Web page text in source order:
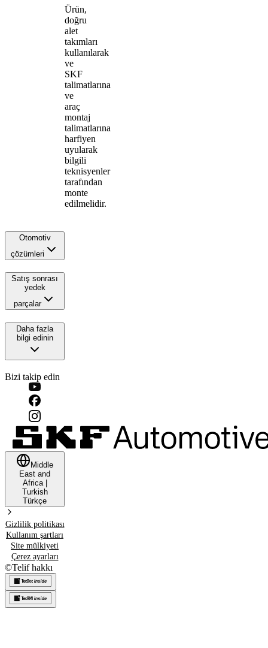
Ürün,
doğru
alet
takımları
kullanılarak
ve
SKF
talimatlarına
ve
araç
montaj
talimatlarına
harfiyen
uyularak
bilgili
teknisyenler
tarafından
monte
edilmelidir.
Otomotiv
çözümleri
Satış sonrası
yedek
parçalar
Daha fazla
bilgi edinin
Bizi takip edin
Middle
East and
Africa|
Turkish
Türkçe
Gizlilik politikası
Kullanım şartları
Site mülkiyeti
Çerez ayarları
©Telif hakkı